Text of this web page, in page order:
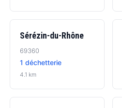
Sérézin-du-Rhône
69360
1 déchetterie
4.1 km